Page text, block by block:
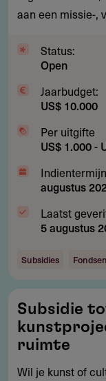
en
aan een missie-,
Status:
Open
Jaarbudget:
US$ 10.000
Per uitgifte
US$ 1.000 -
augustus
Laatst
5 augustus
Subsidies Fondsen
tot
€
70.000
voor
Subsidie
ruimte
Wil je kunst of